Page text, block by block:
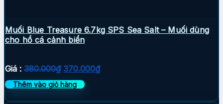
Muối Blue Treasure 6.7kg SPS Sea Salt – Muối dùng
cho hồ cá cảnh biển
Giá : 380.000₫ Giá
gốc
là:
380.000₫.
370.000₫Giá
là:
Thêm vào giỏ hàng